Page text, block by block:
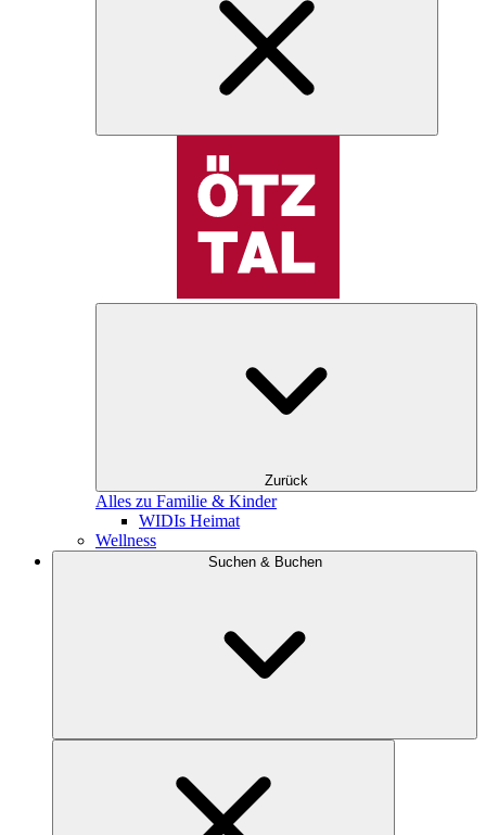
Zurück
Alles zu Familie & Kinder
WIDIs Heimat
Wellness
Suchen & Buchen